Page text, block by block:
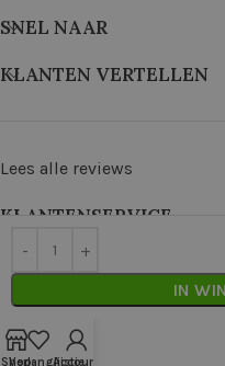
IN
SNEL NAAR
KLANTEN VERTELLEN
Lees alle reviews
KLANTENSERVICE
2026
Shop
Verlanglijstje
Account